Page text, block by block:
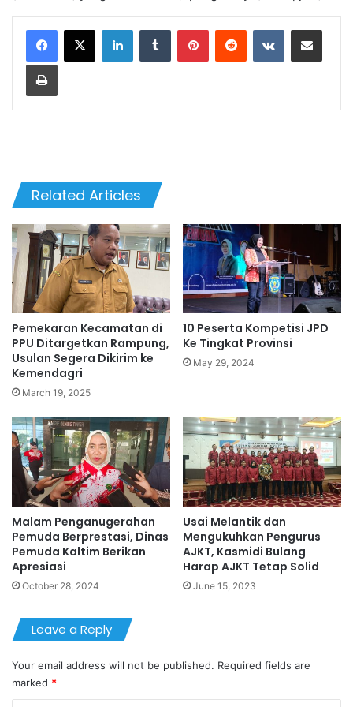
LinkedInTumblr PinterestReddit VKontakteShare via Email
Print
Related Articles
Pemekaran Kecamatan di
PPU Ditargetkan Rampung,
Usulan Segera Dikirim ke
Kemendagri
March 19, 2025
10 Peserta Kompetisi JPD
Ke Tingkat Provinsi
May 29, 2024
Malam Penganugerahan
Pemuda Berprestasi, Dinas
Pemuda Kaltim Berikan
Apresiasi
October 28, 2024
Usai Melantik dan
Mengukuhkan Pengurus
AJKT, Kasmidi Bulang
Harap AJKT Tetap Solid
June 15, 2023
Leave a Reply
Your email address will not be published. Required fields are
marked *